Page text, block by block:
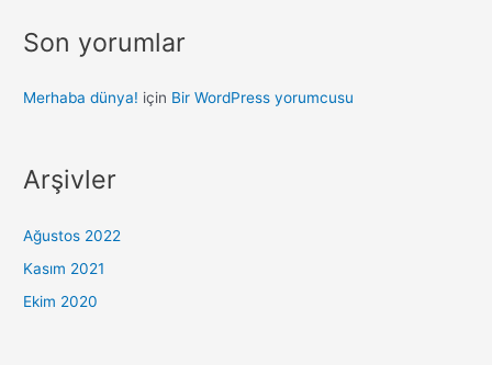
Son yorumlar
Merhaba dünya! için Bir WordPress yorumcusu
Arşivler
Ağustos 2022
Kasım 2021
Ekim 2020